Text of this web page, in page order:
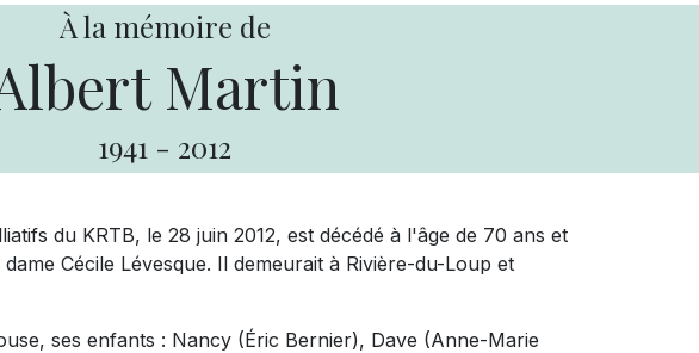
À la mémoire de
Martin
1941 - 2012
du KRTB, le 28 juin 2012, est décédé à l'âge de 70 ans et
Cécile Lévesque. Il demeurait à Rivière-du-Loup et
ses enfants : Nancy (Éric Bernier), Dave (Anne-Marie